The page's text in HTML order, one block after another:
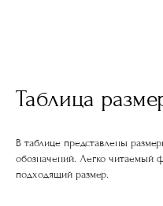
Таблица
В таблице представлены
обозначений. Легко читаемый
подходящий размер.